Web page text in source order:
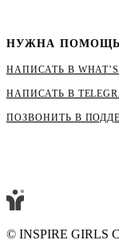
НУЖНА
НАПИСАТЬ В WHAT’S
НАПИСАТЬ В
ПОЗВОНИТЬ В
© INSPIRE GIRLS